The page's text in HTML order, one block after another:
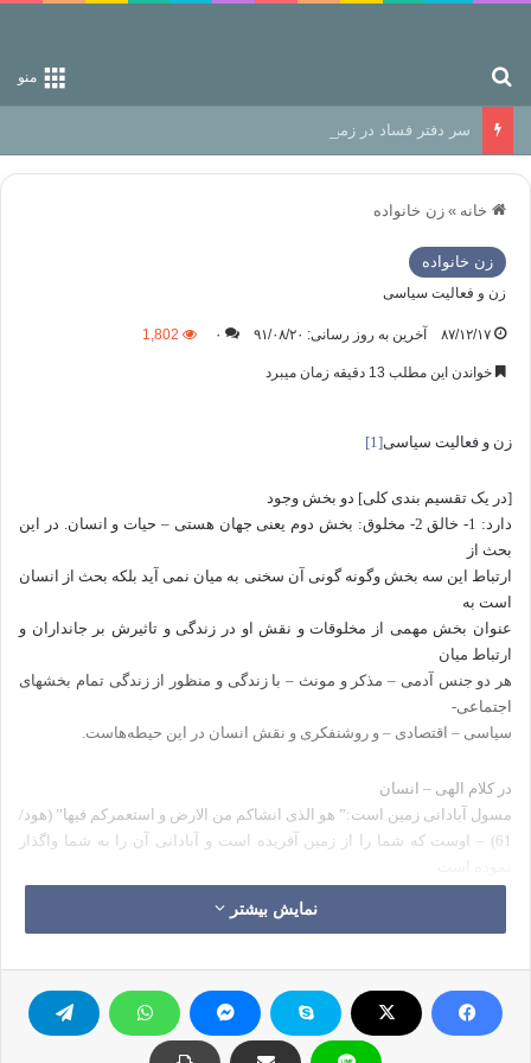
منو
سر دفتر فساد در زمین‌، دوری وکناره‌گیری از راه خداست‌!
خانه » زن خانواده
زن خانواده
زن و فعالیت سیاسی
۸۷/۱۲/۱۷ آخرین به روز رسانی: ۹۱/۰۸/۲۰ ۰ 1,802
خواندن این مطلب 13 دقیقه زمان میبرد
زن و فعالیت سیاسی[1]
]در یک تقسیم بندی کلی[ دو بخش وجود
دارد: 1- خالق 2- مخلوق: بخش دوم یعنی جهان هستی – حیات و انسان. در این
بحث از
ارتباط این سه بخش وگونه گونی آن سخنی به میان نمی آید بلکه بحث از انسان
است به
عنوان بخش مهمی از مخلوقات و نقش او در زندگی و تاثیرش بر جانداران و
ارتباط میان
هر دو جنس آدمی – مذکر و مونث – با زندگی و منظور از زندگی تمام بخشهای
اجتماعی-
سیاسی – اقتصادی – و روشنفکری و نقش انسان در این حیطه‌هاست.
در کلام الهی – انسان
مسول آبادانی زمین است:” هو الذی انشاکم من الارض و استعمرکم فیها” (هود/
61) – اوست که شما را از زمین آفریده است و آبادانی آن را به شما واگذار
( ونیروی بهروری و بهره برداری از آن رابه شما پدید آورده است )-
فیها ” به این معنی است که از آنها خواسته تا زمین را آباد کنند و البته توان
لازم به همراه امکانات
موردنیاز
برای انجام این
کار به او داده است. در غیر این صورت چنین تکلیف و انتظاری از او نداشت؛ چه
آنکه”لا یکلف الله نفسا الا وسعها” (بقره/286) – خداوند به هیچ کس به
نمایش بیشتر